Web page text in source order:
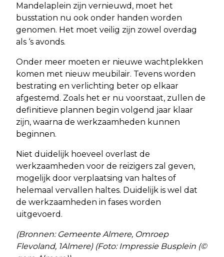
Mandelaplein zijn vernieuwd, moet het
busstation nu ook onder handen worden
genomen. Het moet veilig zijn zowel overdag
als ‘s avonds.
Onder meer moeten er nieuwe wachtplekken
komen met nieuw meubilair. Tevens worden
bestrating en verlichting beter op elkaar
afgestemd. Zoals het er nu voorstaat, zullen de
definitieve plannen begin volgend jaar klaar
zijn, waarna de werkzaamheden kunnen
beginnen.
Niet duidelijk hoeveel overlast de
werkzaamheden voor de reizigers zal geven,
mogelijk door verplaatsing van haltes of
helemaal vervallen haltes. Duidelijk is wel dat
de werkzaamheden in fases worden
uitgevoerd.
(Bronnen: Gemeente Almere, Omroep
Flevoland, 1Almere) (Foto: Impressie Busplein (©